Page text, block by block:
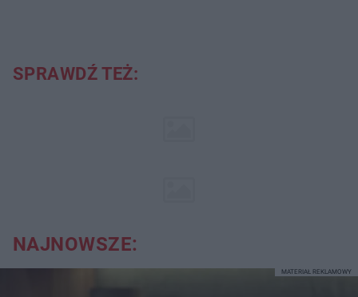
SPRAWDŹ TEŻ:
NAJNOWSZE:
MATERIAŁ REKLAMOWY